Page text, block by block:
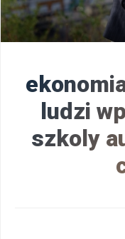
ludzi
szkoly